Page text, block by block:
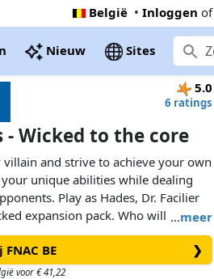
België • Inloggen of
Nieuw Sites
5.0
6 ratings
- Wicked to the core
…meer
villain and strive to achieve your own
unique abilities while dealing
Play as Hades, Dr. Facilier
expansion pack. Who will
sinister power? This game
but can also be used in
or mixed with other
BE ❯
voor € 41,22